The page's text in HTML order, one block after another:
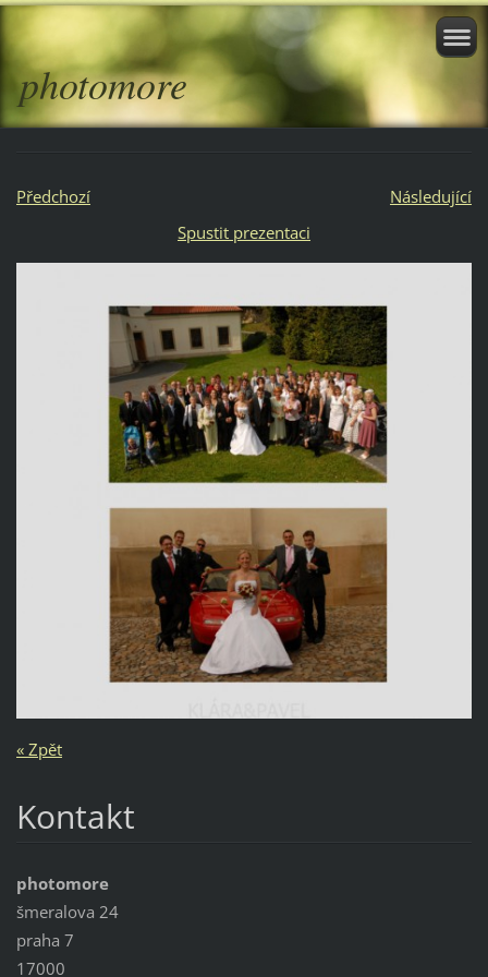
photomore
Předchozí
Následující
Spustit prezentaci
« Zpět
Kontakt
photomore
šmeralova 24
praha 7
17000